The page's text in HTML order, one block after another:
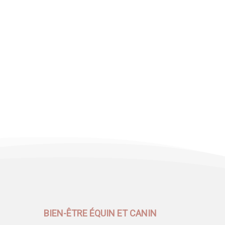
BIEN-ÊTRE ÉQUIN ET CANIN